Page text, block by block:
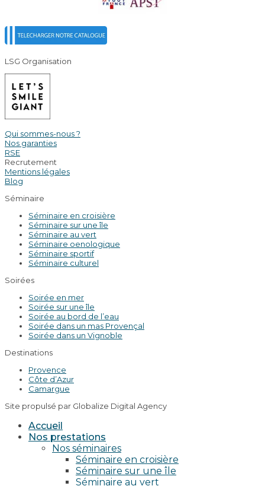
LSG Organisation
Qui sommes-nous ?
Nos garanties
RSE
Recrutement
Mentions légales
Blog
Séminaire
Séminaire en croisière
Séminaire sur une île
Séminaire au vert
Séminaire oenologique
Séminaire sportif
Séminaire culturel
Soirées
Soirée en mer
Soirée sur une île
Soirée au bord de l’eau
Soirée dans un mas Provençal
Soirée dans un Vignoble
Destinations
Provence
Côte d’Azur
Camargue
Site propulsé par Globalize Digital Agency
Accueil
Nos prestations
Nos séminaires
Séminaire en croisière
Séminaire sur une île
Séminaire au vert